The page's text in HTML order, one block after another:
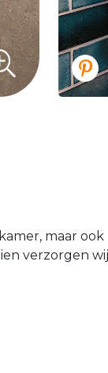
maar ook
verzorgen wij